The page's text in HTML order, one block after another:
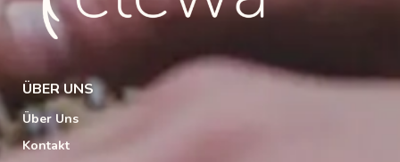
ÜBER UNS
Über Uns
Kontakt